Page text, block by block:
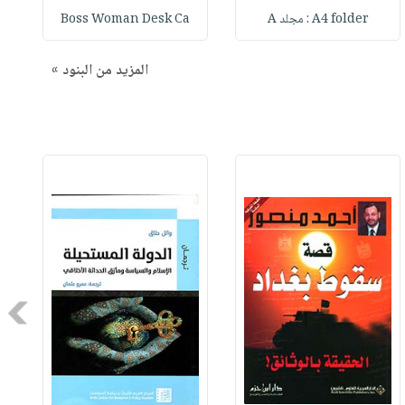
A4 folder : مجلد A Boss Woman Desk Ca
المزيد من البنود »